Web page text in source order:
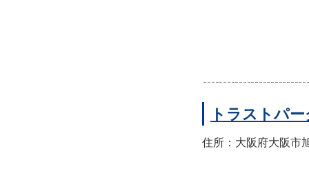
トラストパ
住所：大阪府大阪市